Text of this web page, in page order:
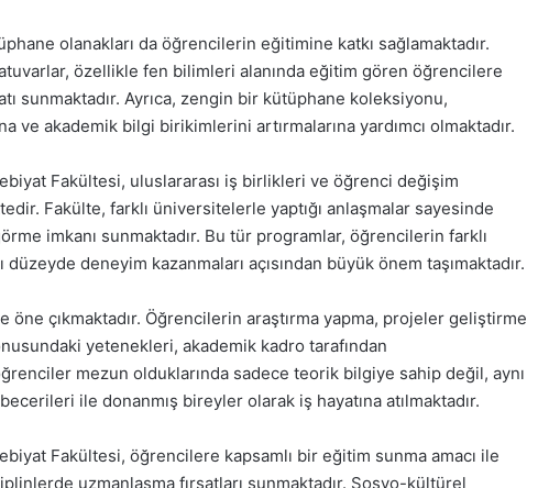
olanakları da öğrencilerin eğitimine katkı sağlamaktadır.
özellikle fen bilimleri alanında eğitim gören öğrencilere
sunmaktadır. Ayrıca, zengin bir kütüphane koleksiyonu,
ve akademik bilgi birikimlerini artırmalarına yardımcı olmaktadır.
Fakültesi, uluslararası iş birlikleri ve öğrenci değişim
Fakülte, farklı üniversitelerle yaptığı anlaşmalar sayesinde
imkanı sunmaktadır. Bu tür programlar, öğrencilerin farklı
deneyim kazanmaları açısından büyük önem taşımaktadır.
öne çıkmaktadır. Öğrencilerin araştırma yapma, projeler geliştirme
yetenekleri, akademik kadro tarafından
mezun olduklarında sadece teorik bilgiye sahip değil, aynı
ile donanmış bireyler olarak iş hayatına atılmaktadır.
Fakültesi, öğrencilere kapsamlı bir eğitim sunma amacı ile
uzmanlaşma fırsatları sunmaktadır. Sosyo-kültürel